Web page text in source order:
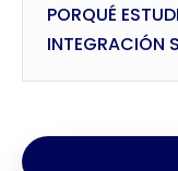
PORQUÉ
INTEGRACIÓN